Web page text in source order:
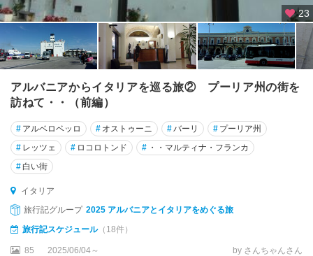
プ
ー
リ
ア
カ
ラ
リ
ア
州
カ
ン
パ
ニ
ア
23
アルバニアからイタリアを巡る旅② プーリア州の街を
訪ねて・・（前編）
# アルベロベッロ # オストゥーニ #バーリ # プーリア州
# レッツェ # ロコロトンド # ・・マルティナ・フランカ
# 白い街
イタリア
旅行記グループ 2025 アルバニアとイタリアをめぐる旅
旅行記スケジュール（18件）
85 2025/06/04～ by さんちゃんさん